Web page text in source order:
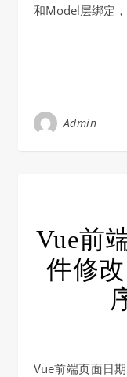
和Model层绑定
Admin
Vue前
件修
Vue前端页面日期时间控件修改以及后端Java程序相关